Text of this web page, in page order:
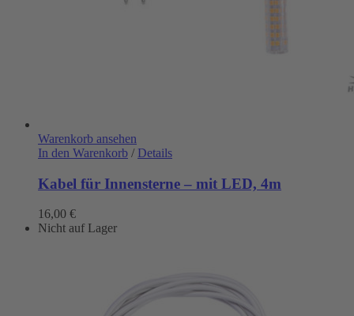
Warenkorb ansehen
In den Warenkorb / Details
Kabel für Innensterne – mit LED, 4m
16,00 €
Nicht auf Lager